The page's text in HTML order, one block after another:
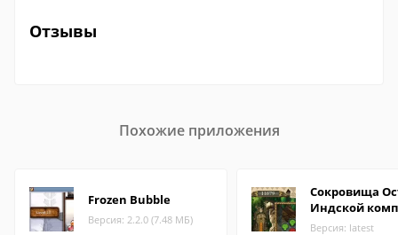
Отзывы
Похожие приложения
Frozen Bubble
Версия: 2.2.0 (7.48 МБ)
Сокровища
Индской
Версия: latest